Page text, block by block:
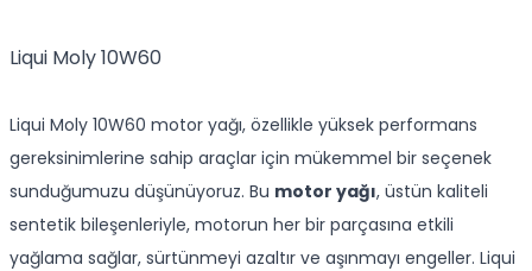
Liqui Moly 10W60
Liqui Moly 10W60 motor yağı, özellikle yüksek performans
gereksinimlerine sahip araçlar için mükemmel bir seçenek
sunduğumuzu düşünüyoruz. Bu motor yağı, üstün kaliteli
sentetik bileşenleriyle, motorun her bir parçasına etkili
yağlama sağlar, sürtünmeyi azaltır ve aşınmayı engeller. Liqui